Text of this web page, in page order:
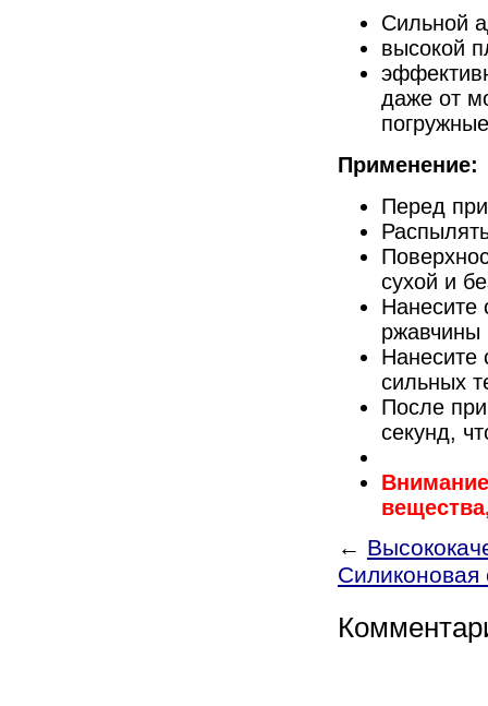
Сильной
высокой
даже от
Применение:
Перед
сухой и
Нанесите
ржавчины
Нанесите
сильных
После
секунд,
←
Силиконовая